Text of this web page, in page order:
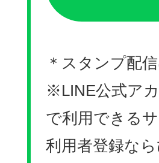
＊スタンプ配
※LINE公式ア
で利用できる
利用者登録な